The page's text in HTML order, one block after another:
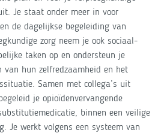
Je staat onder meer in voor
de dagelijkse begeleiding van
zorg neem je ook sociaal-
taken op en ondersteun je
hun zelfredzaamheid en het
Samen met collega’s uit
je opioïdenvervangende
binnen een veilige
Je werkt volgens een systeem van